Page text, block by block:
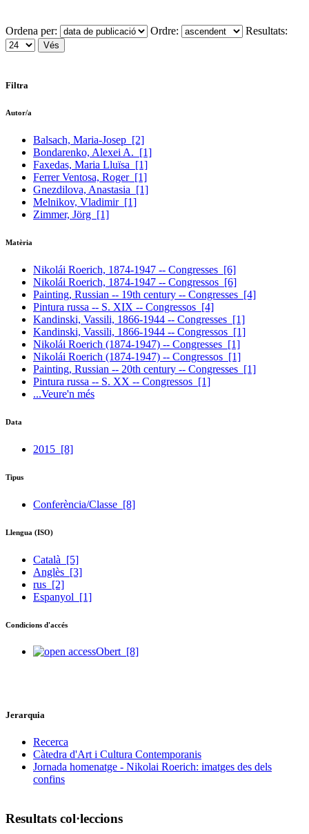
Ordena per: Ordre: Resultats:
Filtra
Autor/a
Balsach, Maria-Josep [2]
Bondarenko, Alexei A. [1]
Faxedas, Maria Lluïsa [1]
Ferrer Ventosa, Roger [1]
Gnezdilova, Anastasia [1]
Melnikov, Vladimir [1]
Zimmer, Jörg [1]
Matèria
Nikolái Roerich, 1874-1947 -- Congresses [6]
Nikolái Roerich, 1874-1947 -- Congressos [6]
Painting, Russian -- 19th century -- Congresses [4]
Pintura russa -- S. XIX -- Congressos [4]
Kandinski, Vassili, 1866-1944 -- Congresses [1]
Kandinski, Vassili, 1866-1944 -- Congressos [1]
Nikolái Roerich (1874-1947) -- Congresses [1]
Nikolái Roerich (1874-1947) -- Congressos [1]
Painting, Russian -- 20th century -- Congresses [1]
Pintura russa -- S. XX -- Congressos [1]
...Veure'n més
Data
2015 [8]
Tipus
Conferència/Classe [8]
Llengua (ISO)
Català [5]
Anglès [3]
rus [2]
Espanyol [1]
Condicions d'accés
Obert [8]
Jerarquia
Recerca
Càtedra d'Art i Cultura Contemporanis
Jornada homenatge - Nikolai Roerich: imatges des dels
confins
Resultats col·leccions